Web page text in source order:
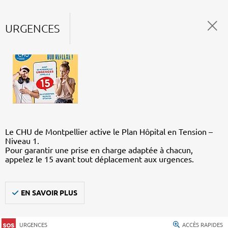
URGENCES
Le CHU de Montpellier active le Plan Hôpital en Tension –
Niveau 1.
Pour garantir une prise en charge adaptée à chacun,
appelez le 15 avant tout déplacement aux urgences.
EN SAVOIR PLUS
URGENCES ACCÈS RAPIDES